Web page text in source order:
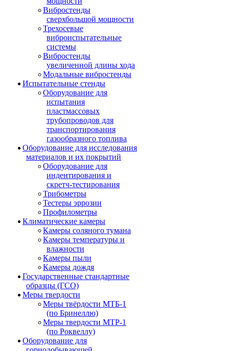
Вибростенды
сверхбольшой мощности
Трехосевые
виброиспытательные
системы
Вибростенды
увеличенной длины хода
Модальные вибростенды
Испытательные стенды
Оборудование для
испытания
пластмассовых
трубопроводов для
транспортирования
газообразного топлива
Оборудование для исследования
материалов и их покрытий
Оборудование для
индентирования и
скретч-тестирования
Трибометры
Тестеры эррозии
Профилометры
Климатические камеры
Камеры соляного тумана
Камеры температуры и
влажности
Камеры пыли
Камеры дождя
Государственные стандартные
образцы (ГСО)
Меры твердости
Меры твёрдости МТБ-1
(по Бринеллю)
Меры твердости МТР-1
(по Роквеллу)
Оборудование для